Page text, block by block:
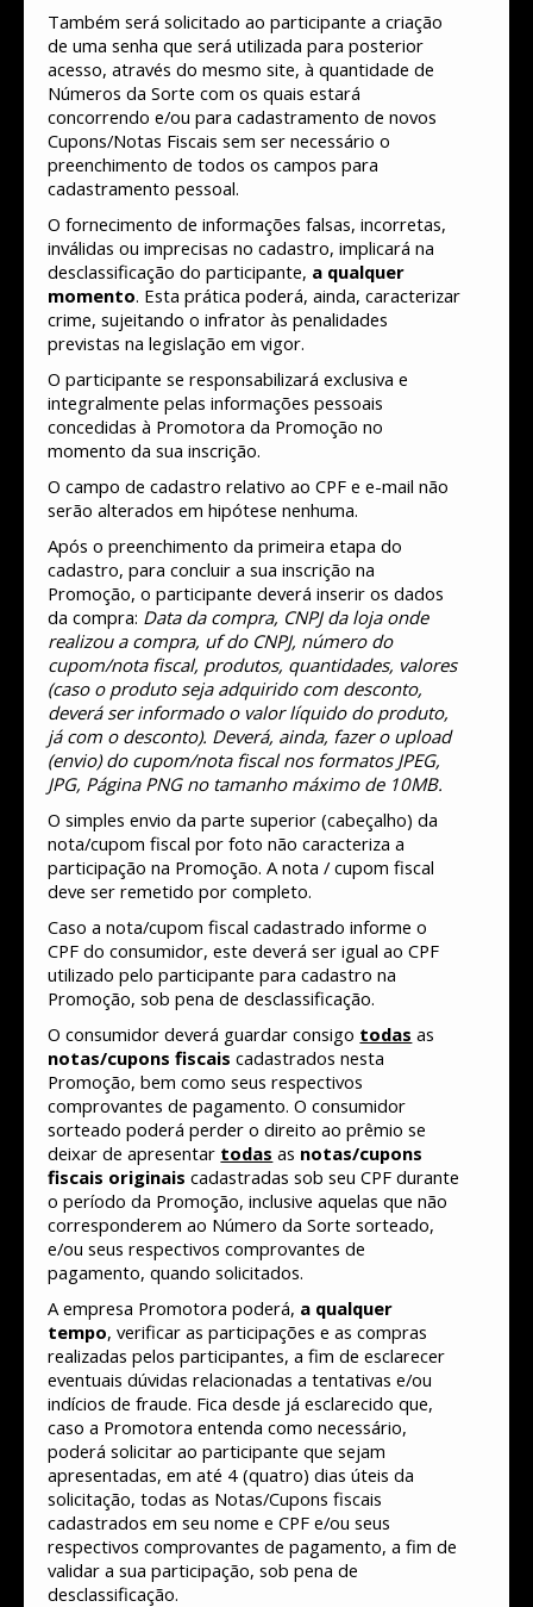
Também será solicitado ao participante a criação
de uma senha que será utilizada para posterior
acesso, através do mesmo site, à quantidade de
Números da Sorte com os quais estará
concorrendo e/ou para cadastramento de novos
Cupons/Notas Fiscais sem ser necessário o
preenchimento de todos os campos para
cadastramento pessoal.
O fornecimento de informações falsas, incorretas,
inválidas ou imprecisas no cadastro, implicará na
desclassificação do participante, a qualquer
momento. Esta prática poderá, ainda, caracterizar
crime, sujeitando o infrator às penalidades
previstas na legislação em vigor.
O participante se responsabilizará exclusiva e
integralmente pelas informações pessoais
concedidas à Promotora da Promoção no
momento da sua inscrição.
O campo de cadastro relativo ao CPF e e-mail não
serão alterados em hipótese nenhuma.
Após o preenchimento da primeira etapa do
cadastro, para concluir a sua inscrição na
Promoção, o participante deverá inserir os dados
da compra: Data da compra, CNPJ da loja onde
realizou a compra, uf do CNPJ, número do
cupom/nota fiscal, produtos, quantidades, valores
(caso o produto seja adquirido com desconto,
deverá ser informado o valor líquido do produto,
já com o desconto). Deverá, ainda, fazer o upload
(envio) do cupom/nota fiscal nos formatos JPEG,
JPG, Página PNG no tamanho máximo de 10MB.
O simples envio da parte superior (cabeçalho) da
nota/cupom fiscal por foto não caracteriza a
participação na Promoção. A nota / cupom fiscal
deve ser remetido por completo.
Caso a nota/cupom fiscal cadastrado informe o
CPF do consumidor, este deverá ser igual ao CPF
utilizado pelo participante para cadastro na
Promoção, sob pena de desclassificação.
O consumidor deverá guardar consigo todas as
notas/cupons fiscais cadastrados nesta
Promoção, bem como seus respectivos
comprovantes de pagamento. O consumidor
sorteado poderá perder o direito ao prêmio se
deixar de apresentar todas as notas/cupons
fiscais originais cadastradas sob seu CPF durante
o período da Promoção, inclusive aquelas que não
corresponderem ao Número da Sorte sorteado,
e/ou seus respectivos comprovantes de
pagamento, quando solicitados.
A empresa Promotora poderá, a qualquer
tempo, verificar as participações e as compras
realizadas pelos participantes, a fim de esclarecer
eventuais dúvidas relacionadas a tentativas e/ou
indícios de fraude. Fica desde já esclarecido que,
caso a Promotora entenda como necessário,
poderá solicitar ao participante que sejam
apresentadas, em até 4 (quatro) dias úteis da
solicitação, todas as Notas/Cupons fiscais
cadastrados em seu nome e CPF e/ou seus
respectivos comprovantes de pagamento, a fim de
validar a sua participação, sob pena de
desclassificação.